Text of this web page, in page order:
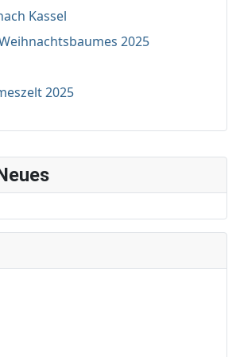
Kassel
2025
2025